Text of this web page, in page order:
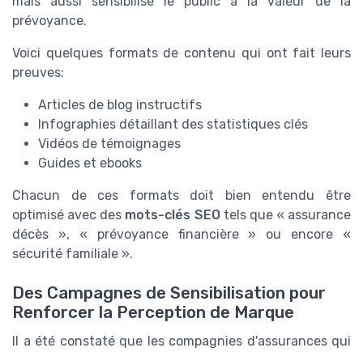
prévoyance.
Voici quelques formats de contenu qui ont fait leurs
preuves:
Articles de blog instructifs
Infographies détaillant des statistiques clés
Vidéos de témoignages
Guides et ebooks
Chacun de ces formats doit bien entendu être
optimisé avec des mots-clés SEOtels que « assurance
décès », « prévoyance financière » ou encore «
sécurité familiale ».
Des Campagnes de Sensibilisation pour
Renforcer la Perception de Marque
Il a été constaté que les compagnies d'assurances qui